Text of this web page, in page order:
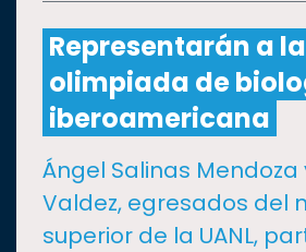
CULTURA
DEPORTES
I+D+IEXPERTOS
Representarán a la
olimpiada de
iberoamericana
Ángel Salinas Mendoza
Valdez, egresados del
superior de la UANL,